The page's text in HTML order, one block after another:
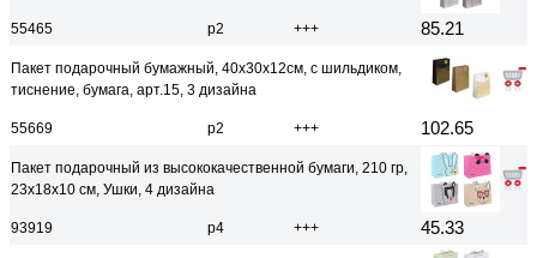
55465 р2 +++ 85.21
Пакет подарочный бумажный, 40x30x12см, с шильдиком,
тиснение, бумага, арт.15, 3 дизайна
55669 р2 +++ 102.65
Пакет подарочный из высококачественной бумаги, 210 гр,
23x18x10 см, Ушки, 4 дизайна
93919 р4 +++ 45.33